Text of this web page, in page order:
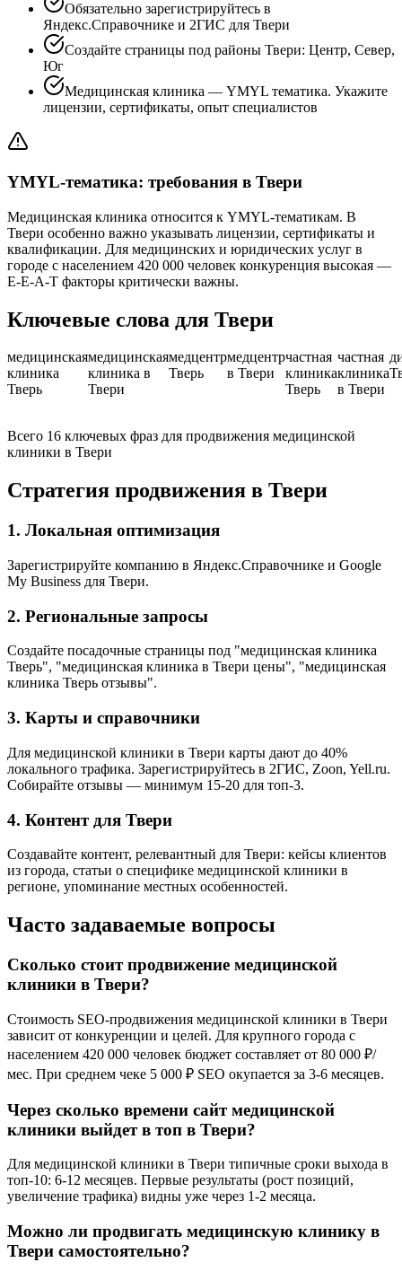
Обязательно зарегистрируйтесь в
Яндекс.Справочнике и 2ГИС для Твери
Создайте страницы под районы Твери: Центр, Север,
Юг
Медицинская клиника — YMYL тематика. Укажите
лицензии, сертификаты, опыт специалистов
YMYL-тематика: требования в Твери
Медицинская клиника относится к YMYL-тематикам. В
Твери особенно важно указывать лицензии, сертификаты и
квалификации. Для медицинских и юридических услуг в
городе с населением 420 000 человек конкуренция высокая —
E-E-A-T факторы критически важны.
Ключевые слова для Твери
медицинская
клиника
Тверь
медицинская
клиника в
Твери
медцентр
Тверь
медцентр
в Твери
частная
клиника
Тверь
частная
клиника
в Твери
Всего 16 ключевых фраз для продвижения медицинской
клиники в Твери
Стратегия продвижения в Твери
1. Локальная оптимизация
Зарегистрируйте компанию в Яндекс.Справочнике и Google
My Business для Твери.
2. Региональные запросы
Создайте посадочные страницы под "медицинская клиника
Тверь", "медицинская клиника в Твери цены", "медицинская
клиника Тверь отзывы".
3. Карты и справочники
Для медицинской клиники в Твери карты дают до 40%
локального трафика. Зарегистрируйтесь в 2ГИС, Zoon, Yell.ru.
Собирайте отзывы — минимум 15-20 для топ-3.
4. Контент для Твери
Создавайте контент, релевантный для Твери: кейсы клиентов
из города, статьи о специфике медицинской клиники в
регионе, упоминание местных особенностей.
Часто задаваемые вопросы
Сколько стоит продвижение медицинской
клиники в Твери?
Стоимость SEO-продвижения медицинской клиники в Твери
зависит от конкуренции и целей. Для крупного города с
населением 420 000 человек бюджет составляет от 80 000 ₽/
мес. При среднем чеке 5 000 ₽ SEO окупается за 3-6 месяцев.
Через сколько времени сайт медицинской
клиники выйдет в топ в Твери?
Для медицинской клиники в Твери типичные сроки выхода в
топ-10: 6-12 месяцев. Первые результаты (рост позиций,
увеличение трафика) видны уже через 1-2 месяца.
Можно ли продвигать медицинскую клинику в
Твери самостоятельно?